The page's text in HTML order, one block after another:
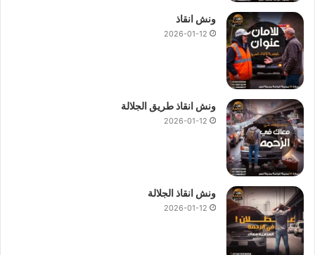
ونش انقاذ
2026-01-12
ونش انقاذ طريق الجلالة
2026-01-12
ونش انقاذ الجلالة
2026-01-12